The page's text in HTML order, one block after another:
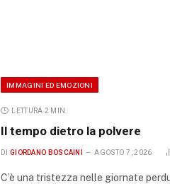
IMMAGINI ED EMOZIONI
LETTURA 2 MIN.
Il tempo dietro la polvere
DI GIORDANO BOSCAINI AGOSTO 7, 2026
C’è una tristezza nelle giornate